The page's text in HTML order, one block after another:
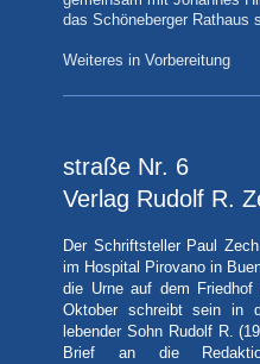
das Schöneberger Rathaus
Weiteres in Vorbereitung
straße Nr. 6
Verlag Rudolf R.
Der Schriftsteller Paul
im Hospital Pirovano in
die Urne auf dem
Oktober schreibt sein in
lebender Sohn Rudolf R.
Brief an die